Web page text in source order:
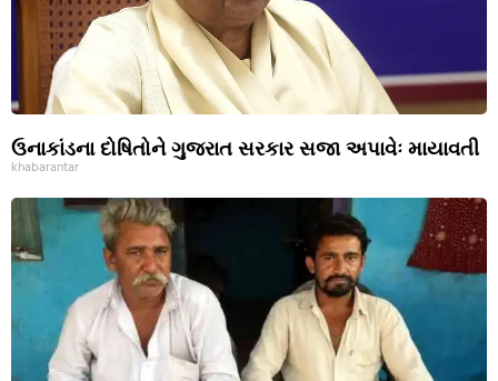
ઉનાકાંડના દોષિતોને ગુજરાત સરકાર સજા અપાવેઃ માયાવતી
khabarantar